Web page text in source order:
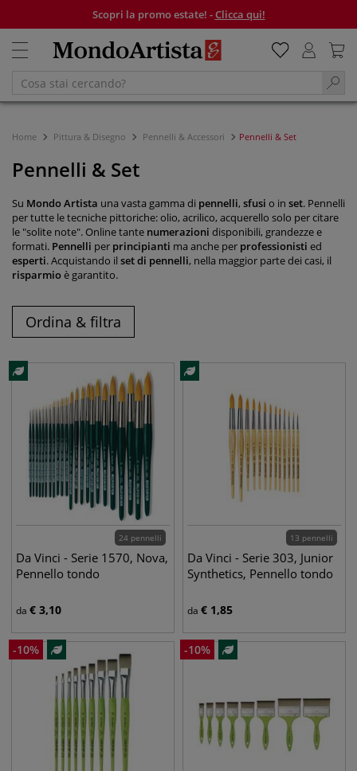
Scopri la promo estate! -Clicca qui!
Home Pittura & Disegno Pennelli & Accessori Pennelli & Set
Pennelli & Set
Su Mondo Artista una vasta gamma di pennelli, sfusi o in set. Pennelli
per tutte le tecniche pittoriche: olio, acrilico, acquerello solo per citare
le "solite note". Online tante numerazioni disponibili, grandezze e
formati. Pennelli per principianti ma anche per professionisti ed
esperti. Acquistando il set di pennelli, nella maggior parte dei casi, il
risparmioè garantito.
Ordina & filtra
24 pennelli
Da Vinci - Serie 1570, Nova,
Pennello tondo
da € 3,10
13 pennelli
Da Vinci - Serie 303, Junior
Synthetics, Pennello tondo
da € 1,85
-10% -10%